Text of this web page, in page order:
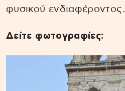
φυσικού ενδιαφέροντος.
Δείτε φωτογραφίες: